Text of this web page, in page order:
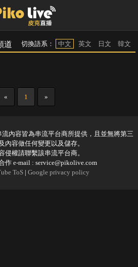
道 切換語系： 中文 英文 日文 韓文
« 1 »
內容皆為串流平台商所提供，且並無將第三
內容做任何變更以及儲存。
侵權請聯繫該串流平台商。
作 e-mail : service@pikolive.com
ToS| Google privacy policy